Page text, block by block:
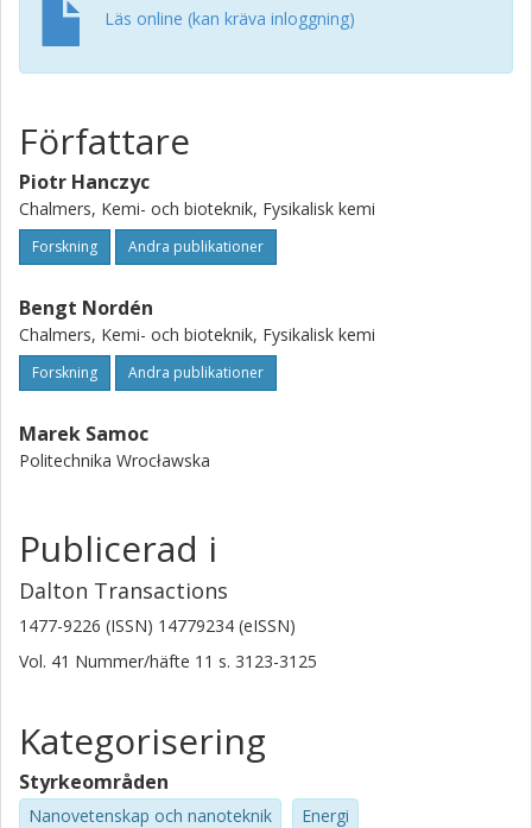
applications.Läs online (kan kräva inloggning)
Författare
Piotr Hanczyc
Chalmers, Kemi- och bioteknik, Fysikalisk kemi
Forskning Andra publikationer
Bengt Nordén
Chalmers, Kemi- och bioteknik, Fysikalisk kemi
Forskning Andra publikationer
Marek Samoc
Politechnika Wrocławska
Publicerad i
Dalton Transactions
1477-9226 (ISSN) 14779234 (eISSN)
Vol. 41 Nummer/häfte 11 s. 3123-3125
Kategorisering
Styrkeområden
Nanovetenskap och nanoteknik
Energi